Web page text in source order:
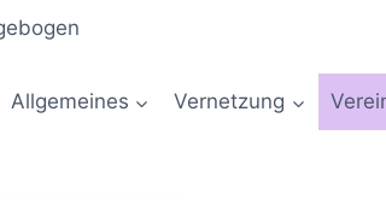
Allgemeines Vernetzung